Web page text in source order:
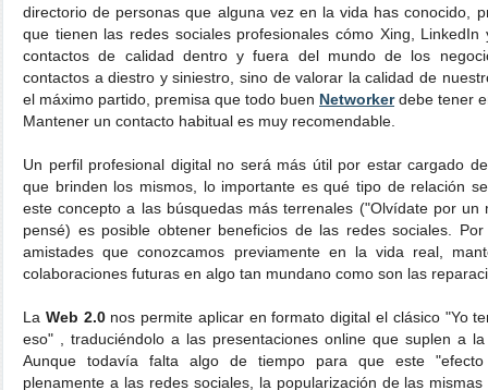
directorio de personas que alguna vez en la vida has conocido,
que tienen las redes sociales profesionales cómo Xing,
contactos de calidad dentro y fuera del mundo de los
contactos a diestro y siniestro, sino de valorar la calidad de
el máximo partido, premisa que todo buen Networker debe tener
Mantener un contacto habitual es muy recomendable.
Un perfil profesional digital no será más útil por estar cargado
que brinden los mismos, lo importante es qué tipo de relación
este concepto a las búsquedas más terrenales ("Olvídate por un
pensé) es posible obtener beneficios de las redes sociales.
amistades que conozcamos previamente en la vida real,
colaboraciones futuras en algo tan mundano como son las
La Web 2.0nos permite aplicar en formato digital el clásico "Yo
eso" , traduciéndolo a las presentaciones online que suplen a
Aunque todavía falta algo de tiempo para que este "efecto
plenamente a las redes sociales, la popularización de las